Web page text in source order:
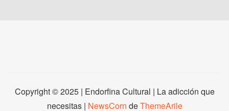
Copyright © 2025 | Endorfina Cultural | La adicción que
necesitas | NewsCorn deThemeArile